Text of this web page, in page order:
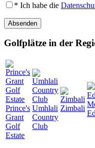
* Ich habe die
Absenden
Golfplätze in der
Prince's
Grant
Golf
Estate
Umhlali
Country
Club
Zimbali